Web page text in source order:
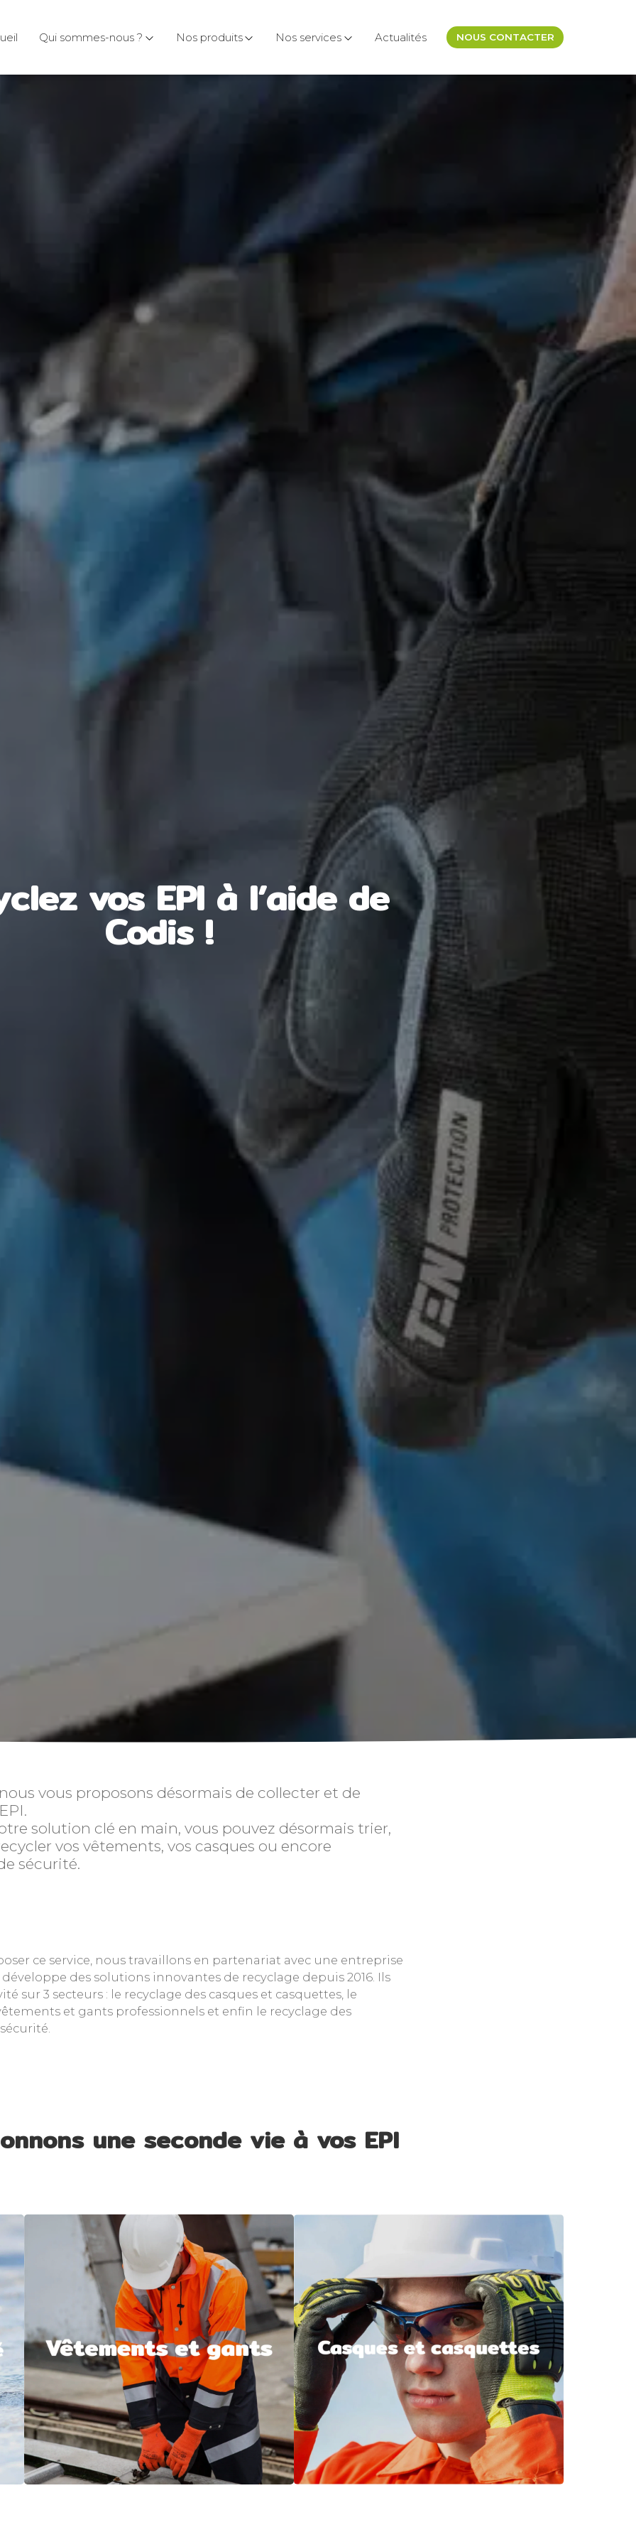
Qui sommes-nous ? Nos produits Nos services Actualités NOUS CONTACTER
vos EPI à l’aide de
Codis !
vous proposons désormais de collecter et de
solution clé en main, vous pouvez désormais trier,
vos vêtements, vos casques ou encore
sécurité.
ce service, nous travaillons en partenariat avec une entreprise
des solutions innovantes de recyclage depuis 2016. Ils
sur 3 secteurs : le recyclage des casques et casquettes, le
et gants professionnels et enfin le recyclage des
une seconde vie à vos EPI